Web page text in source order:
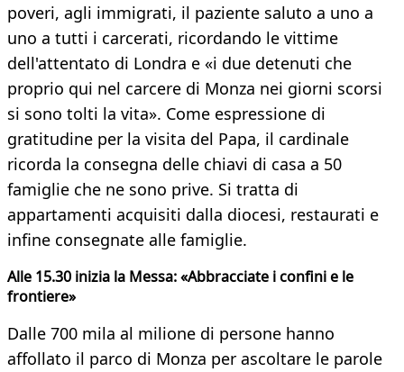
poveri, agli immigrati, il paziente saluto a uno a
uno a tutti i carcerati, ricordando le vittime
dell'attentato di Londra e «i due detenuti che
proprio qui nel carcere di Monza nei giorni scorsi
si sono tolti la vita». Come espressione di
gratitudine per la visita del Papa, il cardinale
ricorda la consegna delle chiavi di casa a 50
famiglie che ne sono prive. Si tratta di
appartamenti acquisiti dalla diocesi, restaurati e
infine consegnate alle famiglie.
Alle 15.30 inizia la Messa: «Abbracciate i confini e le
frontiere»
Dalle 700 mila al milione di persone hanno
affollato il parco di Monza per ascoltare le parole